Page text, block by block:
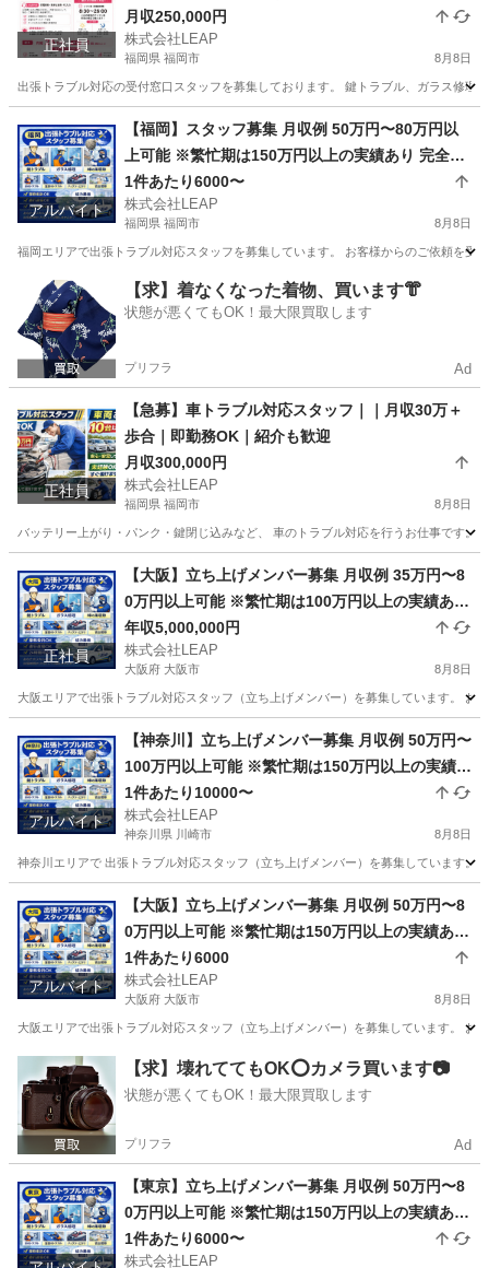
正社員
月収250,000円
株式会社LEAP
福岡県 福岡市 8月8日
出張トラブル対応の受付窓口スタッフを募集しております。 鍵トラブル、ガラス修
その他 未経験
アルバイト
【福岡】スタッフ募集 月収例 50万円〜80万円以
上可能 ※繁忙期は150万円以上の実績あり 完全出
来高制 1件あたり平均10,000円 1日2〜7件程度の
対応 日収目安：20,000円〜70,000円
1件あたり6000〜
株式会社LEAP
福岡県 福岡市 8月8日
福岡エリアで出張トラブル対応スタッフを募集しています。 お客様からのご依頼を
福岡 福岡市 その他 スタッフ
【求】着なくなった着物、買います👘
状態が悪くてもOK！最大限買取します
プリフラ Ad
正社員
【急募】車トラブル対応スタッフ｜｜月収30万＋
歩合｜即勤務OK｜紹介も歓迎
月収300,000円
株式会社LEAP
福岡県 福岡市 8月8日
バッテリー上がり・パンク・鍵閉じ込みなど、 車のトラブル対応を行うお仕事です
その他 未経験
正社員
【大阪】立ち上げメンバー募集 月収例 35万円〜8
0万円以上可能 ※繁忙期は100万円以上の実績あり
月給25万円＋歩合 頑張り次第で高収入も可能
年収5,000,000円
株式会社LEAP
大阪府 大阪市 8月8日
大阪エリアで出張トラブル対応スタッフ（立ち上げメンバー）を募集しています。
その他 トラブル
アルバイト
【神奈川】立ち上げメンバー募集 月収例 50万円〜
100万円以上可能 ※繁忙期は150万円以上の実績あ
り 完全出来高制 1件あたり平均6000円 1日2〜7件
程度の対応 日収目安：12000円〜42000円
1件あたり10000〜
株式会社LEAP
神奈川県 川崎市 8月8日
神奈川エリアで 出張トラブル対応スタッフ（立ち上げメンバー）を募集しています
その他 スタッフ
アルバイト
【大阪】立ち上げメンバー募集 月収例 50万円〜8
0万円以上可能 ※繁忙期は150万円以上の実績あり
完全出来高制 1件あたり平均10,000円 1日2〜7件
程度の対応 日収目安：20,000円〜70,000円
1件あたり6000
株式会社LEAP
大阪府 大阪市 8月8日
大阪エリアで出張トラブル対応スタッフ（立ち上げメンバー）を募集しています。
大阪 大阪市 その他 スタッフ
【求】壊れててもOK⭕️カメラ買います📷
状態が悪くてもOK！最大限買取します
プリフラ Ad
【東京】立ち上げメンバー募集 月収例 50万円〜8
0万円以上可能 ※繁忙期は150万円以上の実績あり
完全出来高制 1件あたり平均6000円 1日2〜7件程
1件あたり6000〜
株式会社LEAP